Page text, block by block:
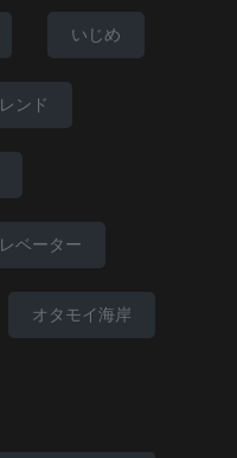
いじめ
ンド
ベーター
オタモイ海岸